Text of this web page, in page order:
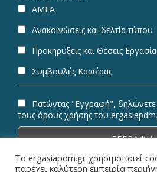
ΑΜΕΑ
Ανακοινώσεις και δελτία τύπου
Προκηρύξεις και Θέσεις
Συμβουλές Καριέρας
Πατώντας "Εγγραφή", δηλώνετε
τους όρους χρήσης του
Το ergasiapdm.gr χρησιμοποιεί
παρέχει καλύτερη εμπειρία